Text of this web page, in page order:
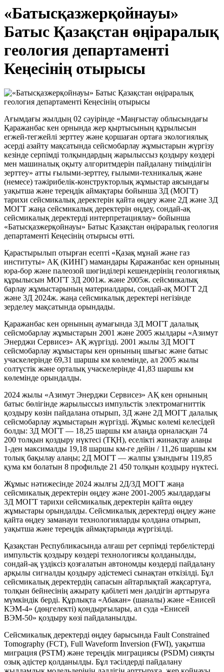
«Батысқазжерқойнауы»
Батыс Қазақстан өңіраралық
геология департаменті
Кеңесінің отырысы
Ағымдағы жылдың 02 сәуірінде «Маңғыстау облысындағы
Қаражанбас кен орнында жер қыртысының құрылысын
егжей-тегжейлі зерттеу және қоршаған ортаға экологиялық
әсерді азайту мақсатында сейсмобарлау жұмыстарын жүргізу
кезінде серпімді толқындардың жарылыссыз қоздыру көздері
мен машиналық оқыту алгоритмдерін пайдалану тиімділігін
зерттеу» атты ғылыми-зерттеу, ғылыми-техникалық және
(немесе) тәжірибелік-конструкторлық жұмыстар аясындағы
уақытша және тереңдік аймақтары бойынша 3Д (МОГТ)
тарихи сейсмикалық деректерін қайта өңдеу және 2Д және 3Д
МОГТ жаңа сейсмикалық деректерін өңдеу, сондай-ақ
сейсмикалық деректерді интерпретациялау» бойынша
«Батысқазжерқойнауы» Батыс Қазақстан өңіраралық геология
департаменті Кеңесінің отырысы өтті.
Қарастырылып отырған есепті «Қазақ мұнай және газ
институты» АҚ (КИНГ) мамандары Қаражанбас кен орнының
юра-бор және палеозой шөгінділері кешендерінің геологиялық
құрылысын МОГТ 3Д 2001ж. және 2005ж. сейсмикалық
барлау жұмыстарының материалдары, сондай-ақ МОГТ 2Д
және 3Д 2024ж. жаңа сейсмикалық деректері негізінде
зерделеу мақсатында орындады.
Қаражанбас кен орнының аумағында 3Д МОГТ далалық
сейсмобарлау жұмыстарын 2001 және 2005 жылдары «Азимут
Энерджи Сервисез» АҚ жүргізді. 2001 жылы 3Д МОГТ
сейсмобарлау жұмыстары кен орнының шығыс және батыс
учаскелерінде 69,31 шаршы км көлемінде, ал 2005 жылы
солтүстік және орталық учаскелерінде 41,83 шаршы км
көлемінде орындалды.
2024 жылы «Азимут Энерджи Сервисез» АҚ кен орнының
батыс бөлігінде жарылыссыз импульстік электромагниттік
қоздыру көзін пайдалана отырып, 3Д және 2Д МОГТ далалық
сейсмобарлау жұмыстарын жүргізді. Жұмыс көлемі келесідей
болды: 3Д МОГТ — 18,25 шаршы км алаңда орналасқан 74
200 толқын қоздыру нүктесі (ТҚН), еселікті жинақтау алаңы
1-ден максималды 19,18 шаршы км-ге дейін / 11,26 шаршы км
толық бақылау алаңы; 2Д МОГТ — жалпы ұзындығы 119,85
қума км болатын 8 профильде 21 450 толқын қоздыру нүктесі.
Жұмыс нәтижесінде 2024 жылғы 2Д/3Д МОГТ жаңа
сейсмикалық деректерін өңдеу және 2001-2005 жылдардағы
3Д МОГТ тарихи сейсмикалық деректерін қайта өңдеу
жұмыстары орындалды. Сейсмикалық деректерді өңдеу және
қайта өңдеу заманауи технологияларды қолдана отырып,
уақытша және тереңдік аймақтарында жүргізілді.
Қазақстан Республикасында алғаш рет серпімді тербелістерді
импульстік қоздыру көздері технологиясы қолданылды,
сондай-ақ үздіксіз қозғалатын автономды көздерді пайдалану
арқылы сигналды қоздыру әдістемесі сынақтан өткізілді. Бұл
сейсмикалық деректердің сапасын айтарлықтай жақсартуға,
толқын бейнесінің ажырату қабілеті мен дәлдігін арттыруға
мүмкіндік берді. Құрлықта «Абакан» (шаналы) және «Енисей
КЭМ-4» (дөңгелекті) қондырғылары, ал суда «Енисей
ВЭМ-50» қоздыру көзі пайдаланылды.
Сейсмикалық деректерді өңдеу барысында Fault Constrained
Tomography (FCT), Full Waveform Inversion (FWI), уақытша
миграция (PSTM) және тереңдік миграциясы (PSDM) сияқты
озық әдістер қолданылды. Бұл тәсілдерді пайдалану